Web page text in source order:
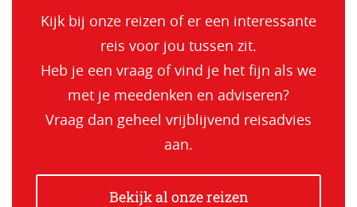
Kijk bij onze reizen of er een interessante
reis voor jou tussen zit.
Heb je een vraag of vind je het fijn als we
met je meedenken en adviseren?
Vraag dan geheel vrijblijvend reisadvies
aan.
Bekijk al onze reizen